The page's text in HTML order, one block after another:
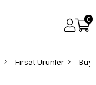
0
Fırsat Ürünler